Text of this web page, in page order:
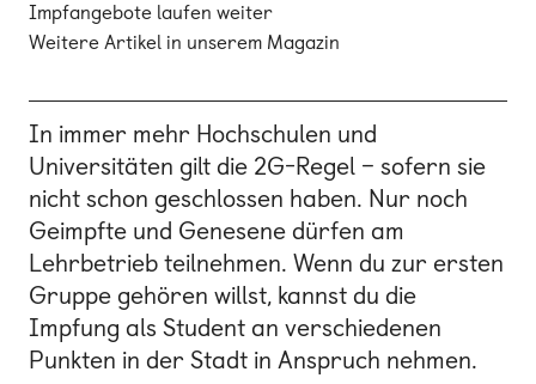
Impfangebote laufen weiter
Weitere Artikel in unserem Magazin
In immer mehr Hochschulen und
Universitäten gilt die 2G-Regel – sofern sie
nicht schon geschlossen haben. Nur noch
Geimpfte und Genesene dürfen am
Lehrbetrieb teilnehmen. Wenn du zur ersten
Gruppe gehören willst, kannst du die
Impfung als Student an verschiedenen
Punkten in der Stadt in Anspruch nehmen.